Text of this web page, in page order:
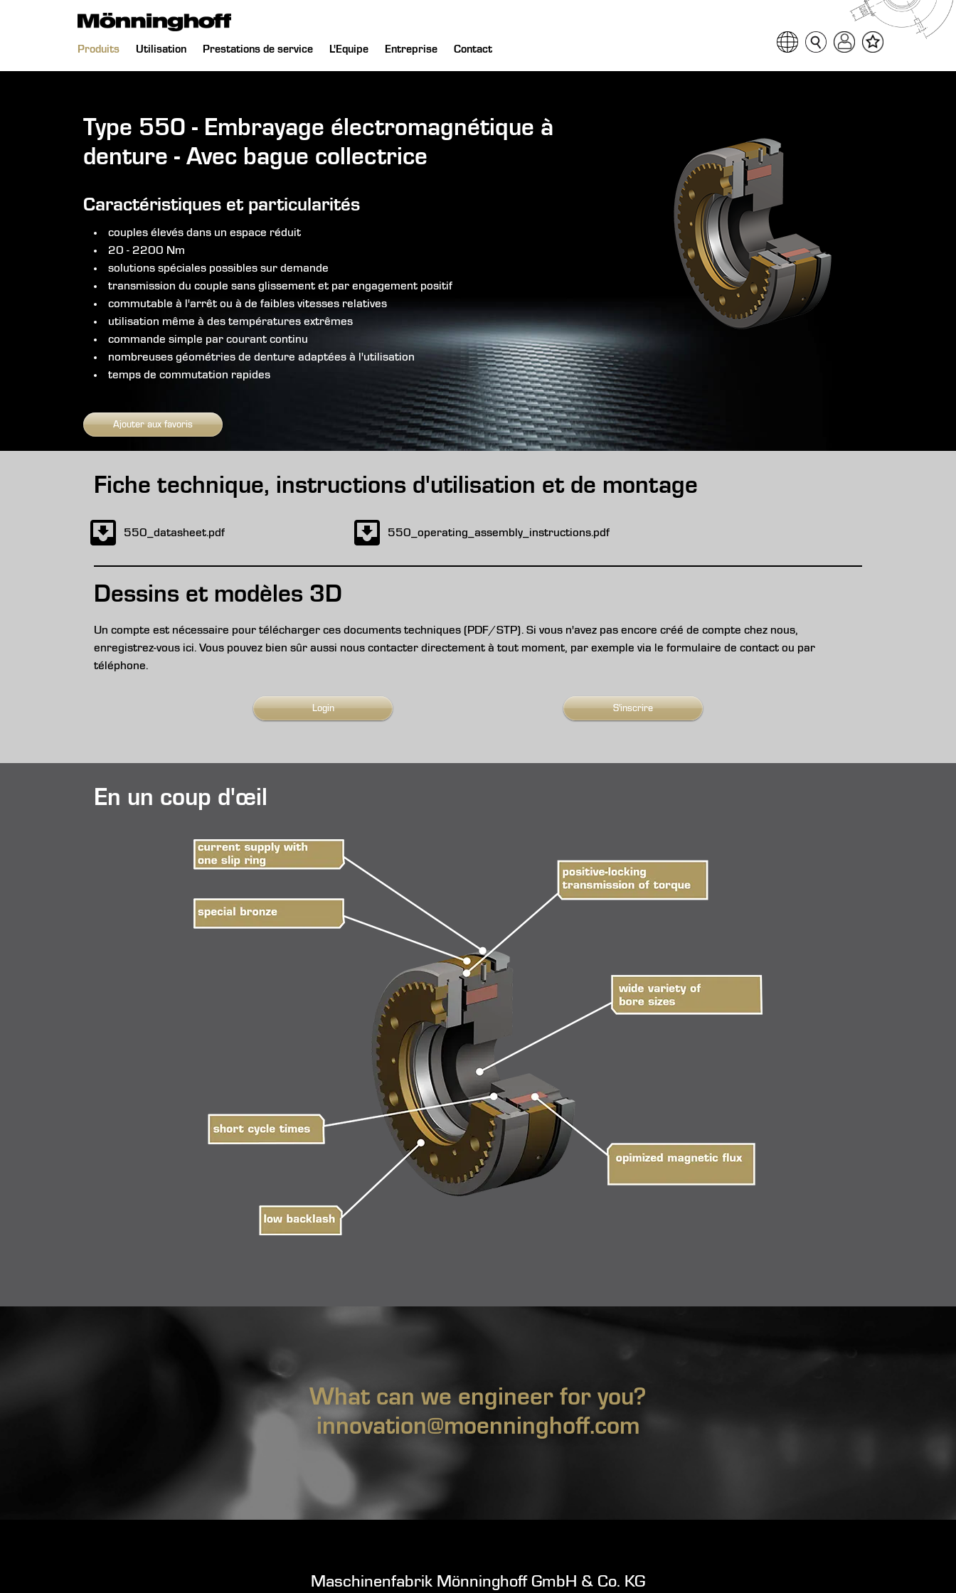
Aller
Produits Utilisation Prestations de service L'Equipe Entreprise Contact Sélectionner la langue
Recherche de pages
Login
Liste des favoris
Type 550 - Embrayage électromagnétique à
denture - Avec bague collectrice
Caractéristiques et particularités
couples élevés dans un espace réduit
20 - 2200 Nm
solutions spéciales possibles sur demande
transmission du couple sans glissement et par engagement positif
commutable à l'arrêt ou à de faibles vitesses relatives
utilisation même à des températures extrêmes
commande simple par courant continu
nombreuses géométries de denture adaptées à l'utilisation
temps de commutation rapides
Ajouter aux favoris
Fiche technique, instructions d'utilisation et de montage
550_datasheet.pdf 550_operating_assembly_instructions.pdf
Dessins et modèles 3D
Un compte est nécessaire pour télécharger ces documents techniques (PDF/STP). Si vous n'avez pas encore créé de compte chez nous,
enregistrez-vous ici. Vous pouvez bien sûr aussi nous contacter directement à tout moment, par exemple via le formulaire de contact ou par
téléphone.
Login S'inscrire
En un coup d'œil
What can we engineer for you?
innovation@moenninghoff.com
Maschinenfabrik Mönninghoff GmbH & Co. KG